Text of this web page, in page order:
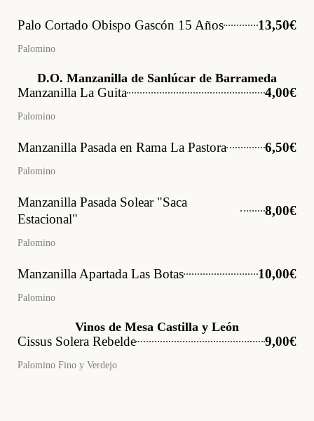
Palo Cortado Obispo Gascón 15 Años 13,50€
Palomino
D.O. Manzanilla de Sanlúcar de Barrameda
Manzanilla La Guita 4,00€
Palomino
Manzanilla Pasada en Rama La Pastora 6,50€
Palomino
Manzanilla Pasada Solear "Saca
Estacional"
8,00€
Palomino
Manzanilla Apartada Las Botas 10,00€
Palomino
Vinos de Mesa Castilla y León
Cissus Solera Rebelde 9,00€
Palomino Fino y Verdejo